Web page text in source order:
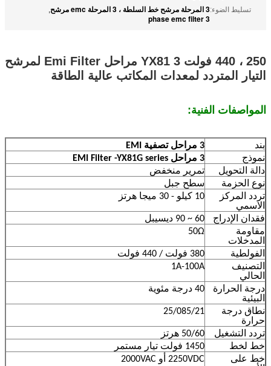
تسليط الضوء:3 المرحلة مرشح خط السلطة ، 3 المرحلة emc مرشح ,
3 phase emc filter
250 ، 440 فولت YX81 3 مراحل Emi Filter لمرشح
التيار المتردد لمعدات المكاتب عالية الطاقة
المواصفات الفنية:
بند
3 مراحل تصفية EMI
نموذج
3 مراحل EMI Filter -YX81G series
دالة التحويل
تمرير منخفض
نوع الحزمة
سطح جبل
تردد المركز
الاسمي
10 كيلو - 30 ميجا هرتز
فقدان الإدراج
60 ~ 90 ديسيبل
مقاومة
المدخلات
50Ω
الفولطية
380 فولت / 440 فولت
التصنيف
الحالي
1A-100A
درجة الحرارة
البيئية
40 درجة مئوية
نطاق درجة
حرارة
25/085/21
تردد التشغيل
50/60 هرتز
خط لخط
1450 فولت تيار مستمر
خط على
2250VDC أو 2000VAC